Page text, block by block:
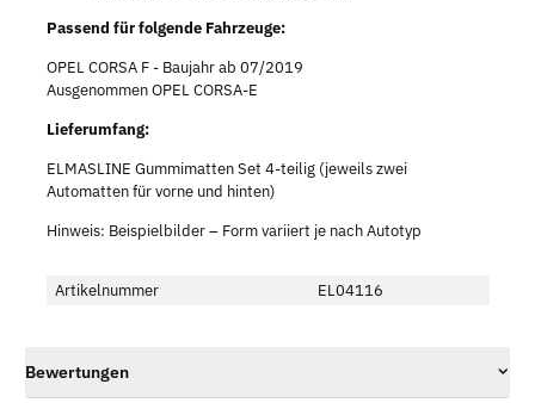
Passend für folgende Fahrzeuge:
OPEL CORSA F - Baujahr ab 07/2019
Ausgenommen OPEL CORSA-E
Lieferumfang:
ELMASLINE Gummimatten Set 4-teilig (jeweils zwei
Automatten für vorne und hinten)
Hinweis: Beispielbilder – Form variiert je nach Autotyp
Artikelnummer EL04116
Bewertungen